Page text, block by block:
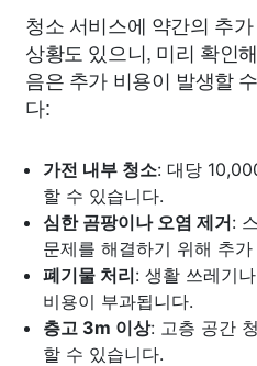
청소 서비스에 약간의 추
상황도 있으니, 미리 확인
음은 추가 비용이 발생할
다:
가전 내부 청소: 대당
할 수 있습니다.
심한 곰팡이나 오염 제거:
문제를 해결하기 위해 추
폐기물 처리: 생활 쓰레기
비용이 부과됩니다.
층고 3m 이상: 고층 공간
할 수 있습니다.